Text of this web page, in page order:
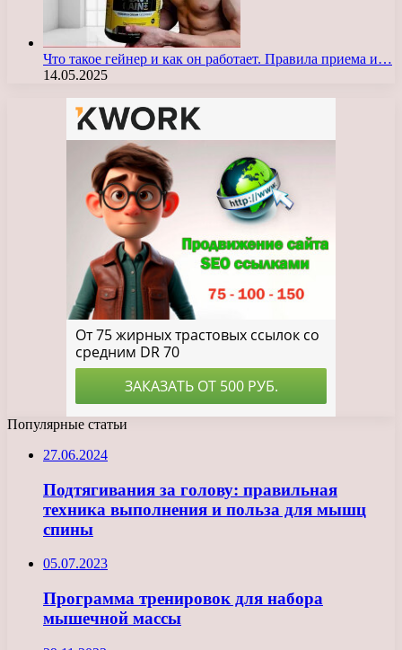
Что такое гейнер и как он работает. Правила приема и…
14.05.2025
Популярные статьи
27.06.2024
Подтягивания за голову: правильная
техника выполнения и польза для мышц
спины
05.07.2023
Программа тренировок для набора
мышечной массы